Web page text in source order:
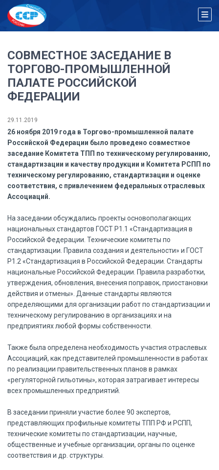
CОВМЕСТНОЕ ЗАСЕДАНИЕ В
ТОРГОВО-ПРОМЫШЛЕННОЙ
ПАЛАТЕ РОССИЙСКОЙ
ФЕДЕРАЦИИ
29.11.2019
26 ноября 2019 года в Торгово-промышленной палате
Российской Федерации было проведено совместное
заседание Комитета ТПП по техническому регулированию,
стандартизации и качеству продукции и Комитета РСПП по
техническому регулированию, стандартизации и оценке
соответствия, с привлечением федеральных отраслевых
Ассоциаций.
На заседании обсуждались проекты основополагающих
национальных стандартов ГОСТ Р1.1 «Стандартизация в
Российской Федерации. Технические комитеты по
стандартизации. Правила создания и деятельности» и ГОСТ
Р1.2 «Стандартизация в Российской Федерации. Стандарты
национальные Российской Федерации. Правила разработки,
утверждения, обновления, внесения поправок, приостановки
действия и отмены». Данные стандарты являются
определяющими для организации работ по стандартизации и
техническому регулированию в организациях и на
предприятиях любой формы собственности.
Также была определена необходимость участия отраслевых
Ассоциаций, как представителей промышленности в работах
по реализации правительственных планов в рамках
«регуляторной гильотины», которая затрагивает интересы
всех промышленных предприятий.
В заседании приняли участие более 90 экспертов,
представляющих профильные комитеты ТПП РФ и РСПП,
технические комитеты по стандартизации, научные,
общественные и учебные организации, органы по оценке
соответствия и др. структуры.